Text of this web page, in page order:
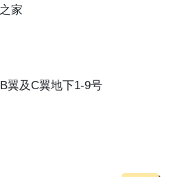
家
翼及C翼地下1-9号